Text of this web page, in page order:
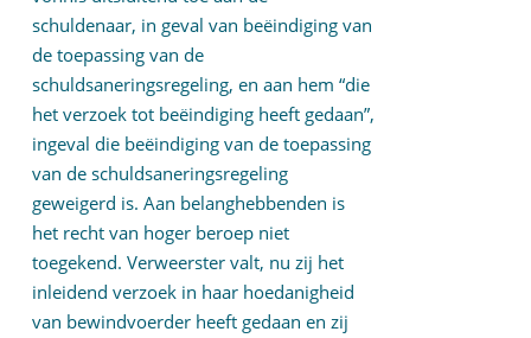
schuldenaar, in geval van beëindiging van
de toepassing van de
schuldsaneringsregeling, en aan hem “die
het verzoek tot beëindiging heeft gedaan”,
ingeval die beëindiging van de toepassing
van de schuldsaneringsregeling
geweigerd is. Aan belanghebbenden is
het recht van hoger beroep niet
toegekend. Verweerster valt, nu zij het
inleidend verzoek in haar hoedanigheid
van bewindvoerder heeft gedaan en zij